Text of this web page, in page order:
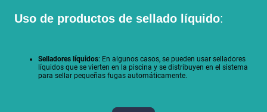
Uso de productos de sellado líquido:
Selladores líquidos: En algunos casos, se pueden usar selladores
líquidos que se vierten en la piscina y se distribuyen en el sistema
para sellar pequeñas fugas automáticamente.